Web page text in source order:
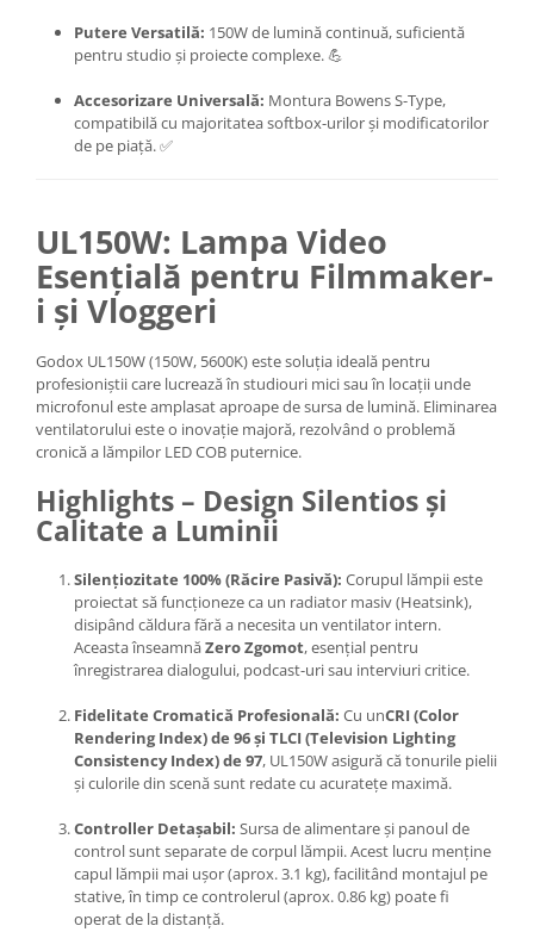
Putere Versatilă: 150W de lumină continuă, suficientă
pentru studio și proiecte complexe. 💪
Accesorizare Universală: Montura Bowens S-Type,
compatibilă cu majoritatea softbox-urilor și modificatorilor
de pe piață. ✅
UL150W: Lampa Video
Esențială pentru Filmmaker-
i și Vloggeri
Godox UL150W (150W, 5600K) este soluția ideală pentru
profesioniștii care lucrează în studiouri mici sau în locații unde
microfonul este amplasat aproape de sursa de lumină. Eliminarea
ventilatorului este o inovație majoră, rezolvând o problemă
cronică a lămpilor LED COB puternice.
Highlights – Design Silentios și
Calitate a Luminii
Silențiozitate 100% (Răcire Pasivă): Corupul lămpii este
proiectat să funcționeze ca un radiator masiv (Heatsink),
disipând căldura fără a necesita un ventilator intern.
Aceasta înseamnăZero Zgomot, esențial pentru
înregistrarea dialogului, podcast-uri sau interviuri critice.
Fidelitate Cromatică Profesională: Cu unCRI (Color
Rendering Index) de 96 și TLCI (Television Lighting
Consistency Index) de 97, UL150W asigură că tonurile pielii
și culorile din scenă sunt redate cu acuratețe maximă.
Controller Detașabil: Sursa de alimentare și panoul de
control sunt separate de corpul lămpii. Acest lucru menține
capul lămpii mai ușor (aprox. 3.1 kg), facilitând montajul pe
stative, în timp ce controlerul (aprox. 0.86 kg) poate fi
operat de la distanță.